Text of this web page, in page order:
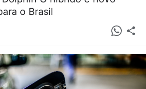
o Brasil